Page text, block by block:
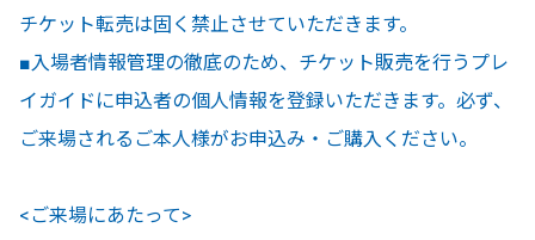
チケット転売は固く禁止させていただきます。
■入場者情報管理の徹底のため、チケット販売を行うプレ
イガイドに申込者の個人情報を登録いただきます。必ず、
ご来場されるご本人様がお申込み・ご購入ください。
<ご来場にあたって>